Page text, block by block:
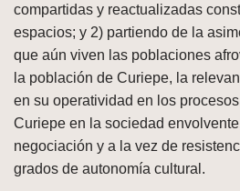
compartidas y reactualizadas
espacios; y 2) partiendo de la
que aún viven las poblaciones
la población de Curiepe, la
en su operatividad en los
Curiepe en la sociedad
negociación y a la vez de
grados de autonomía cultural.